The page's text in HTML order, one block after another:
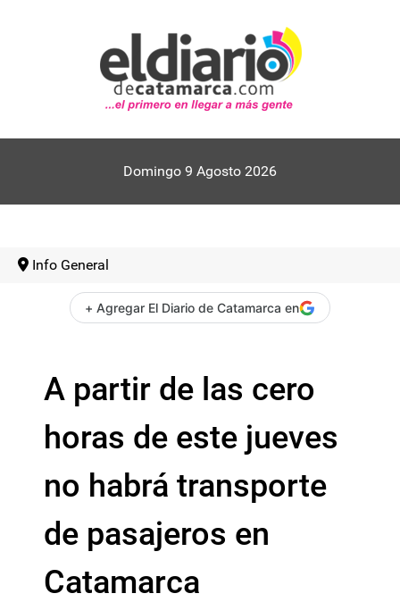
Domingo 9 Agosto 2026
Info General
+ Agregar El Diario de Catamarca en
A partir de las cero
horas de este jueves
no habrá transporte
de pasajeros en
Catamarca